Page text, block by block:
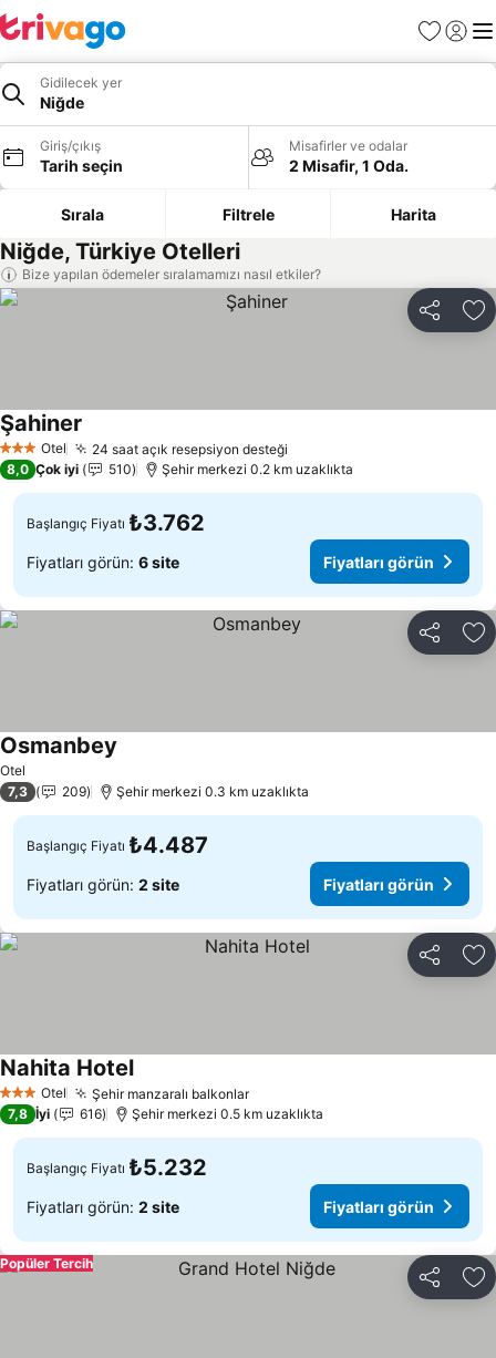
Favoriler
Giriş
Gidilecek yer
Niğde
Giriş/çıkış
Tarih seçin
Misafirler ve odalar
2 Misafir, 1 Oda.
Sırala Filtrele Harita
Niğde, Türkiye Otelleri
Bize yapılan ödemeler sıralamamızı nasıl etkiler?
Paylaş
3 YıldızOtel 24 saat açık resepsiyon desteği
Şahiner
8,0 Çok iyi 510 Şehir merkezi 0.2 km uzaklıkta
Başlangıç Fiyatı ₺3.762
Fiyatları görün: 6 site Fiyatları görün
Paylaş
Otel
Osmanbey
7,3 209 Şehir merkezi 0.3 km uzaklıkta
Başlangıç Fiyatı ₺4.487
Fiyatları görün: 2 site Fiyatları görün
Paylaş
3 YıldızOtel Şehir manzaralı balkonlar
Nahita Hotel
7,8 İyi 616 Şehir merkezi 0.5 km uzaklıkta
Başlangıç Fiyatı ₺5.232
Fiyatları görün: 2 site Fiyatları görün
Paylaş
Popüler Tercih